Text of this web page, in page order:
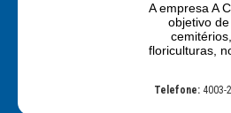
A empresa A
objetivo
floriculturas,
Telefone: 4003-